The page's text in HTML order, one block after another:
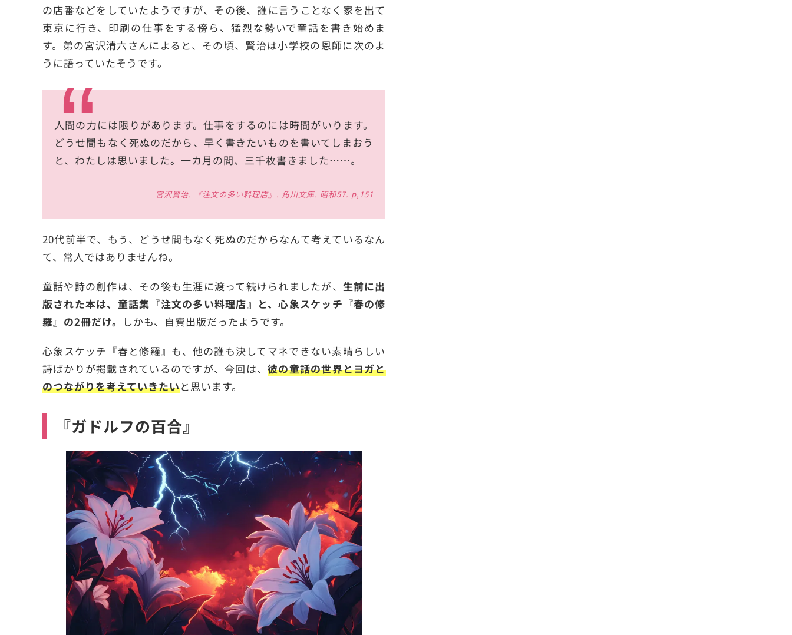
の店番などをしていたようですが、その後、誰に言うことなく家を出て
東京に行き、印刷の仕事をする傍ら、猛烈な勢いで童話を書き始めま
す。弟の宮沢清六さんによると、その頃、賢治は小学校の恩師に次のよ
うに語っていたそうです。
人間の力には限りがあります。仕事をするのには時間がいります。
どうせ間もなく死ぬのだから、早く書きたいものを書いてしまおう
と、わたしは思いました。一カ月の間、三千枚書きました……。
宮沢賢治. 『注文の多い料理店』. 角川文庫. 昭和57. p,151
20代前半で、もう、どうせ間もなく死ぬのだからなんて考えているなん
て、常人ではありませんね。
童話や詩の創作は、その後も生涯に渡って続けられましたが、 生前に出
版された本は、童話集『注文の多い料理店』と、心象スケッチ『春の修
羅』の2冊だけ。
しかも、自費出版だったようです。
心象スケッチ『春と修羅』も、他の誰も決してマネできない素晴らしい
詩ばかりが掲載されているのですが、今回は、彼の童話の世界とヨガと
のつながりを考えていきたいと思います。
『ガドルフの百合』